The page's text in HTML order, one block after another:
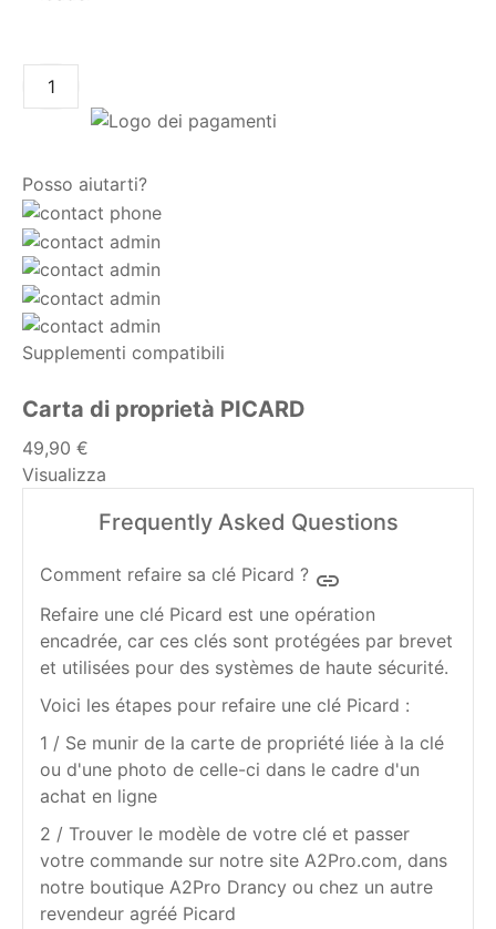
Posso aiutarti?
Supplementi compatibili
Carta di proprietà PICARD
49,90 €
Visualizza
Frequently Asked Questions
Comment refaire sa clé Picard ? insert_link
Refaire une clé Picard est une opération
encadrée, car ces clés sont protégées par brevet
et utilisées pour des systèmes de haute sécurité.
Voici les étapes pour refaire une clé Picard :
1 / Se munir de la carte de propriété liée à la clé
ou d'une photo de celle-ci dans le cadre d'un
achat en ligne
2 / Trouver le modèle de votre clé et passer
votre commande sur notre site A2Pro.com, dans
notre boutique A2Pro Drancy ou chez un autre
revendeur agréé Picard